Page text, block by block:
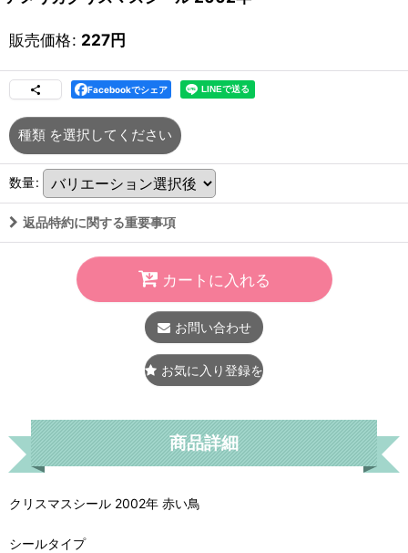
販売価格: 227円
Facebookでシェア
種類 を選択してください
数量:
返品特約に関する重要事項
カートに入れる
お問い合わせ
お気に入り登録をする
商品詳細
クリスマスシール 2002年 赤い鳥
シールタイプ